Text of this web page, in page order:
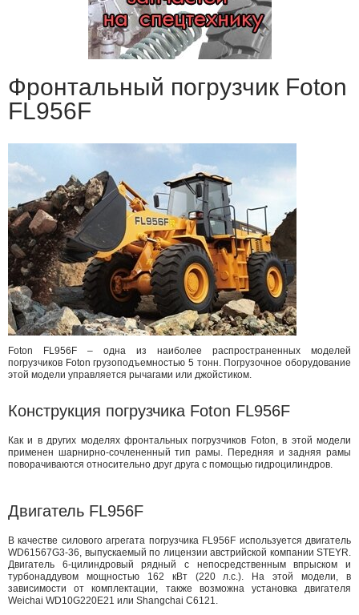
Фронтальный погрузчик Foton
FL956F
Foton FL956F – одна из наиболее распространенных моделей
погрузчиков Foton грузоподъемностью 5 тонн. Погрузочное оборудование
этой модели управляется рычагами или джойстиком.
Конструкция погрузчика Foton FL956F
Как и в других моделях фронтальных погрузчиков Foton, в этой модели
применен шарнирно-сочлененный тип рамы. Передняя и задняя рамы
поворачиваются относительно друг друга с помощью гидроцилиндров.
Двигатель FL956F
В качестве силового агрегата погрузчика FL956F используется двигатель
WD61567G3-36, выпускаемый по лицензии австрийской компании STEYR.
Двигатель 6-цилиндровый рядный с непосредственным впрыском и
турбонаддувом мощностью 162 кВт (220 л.с.). На этой модели, в
зависимости от комплектации, также возможна установка двигателя
Weichai WD10G220E21 или Shangchai C6121.